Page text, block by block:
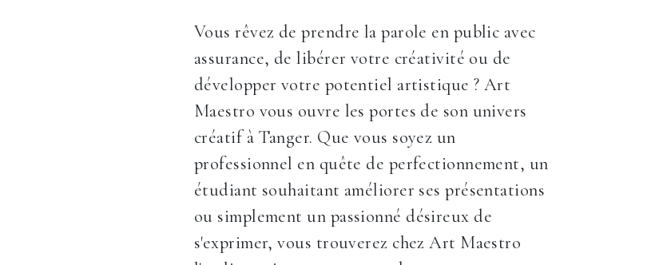
Vous rêvez de prendre la parole en public avec
assurance, de libérer votre créativité ou de
développer votre potentiel artistique ? Art
Maestro vous ouvre les portes de son univers
créatif à Tanger. Que vous soyez un
professionnel en quête de perfectionnement, un
étudiant souhaitant améliorer ses présentations
ou simplement un passionné désireux de
s'exprimer, vous trouverez chez Art Maestro